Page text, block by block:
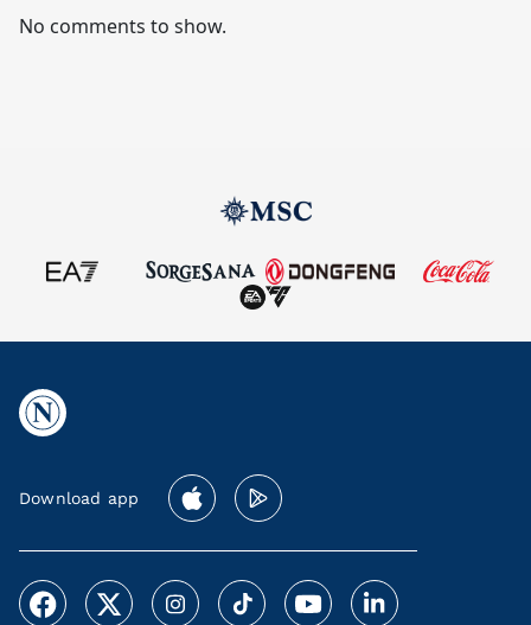
No comments to show.
Download app